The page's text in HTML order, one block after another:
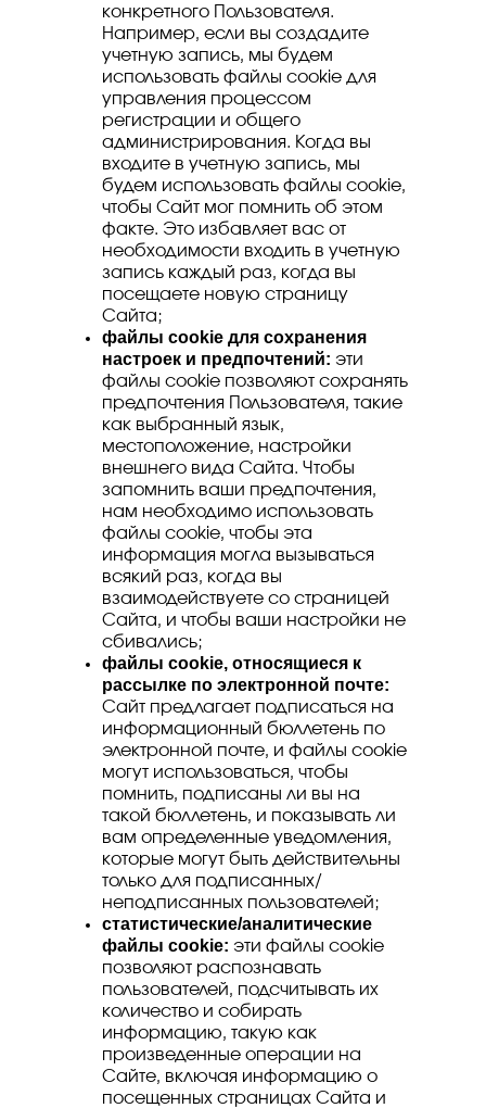
конкретного Пользователя.
Например, если вы создадите
учетную запись, мы будем
использовать файлы cookie для
управления процессом
регистрации и общего
администрирования. Когда вы
входите в учетную запись, мы
будем использовать файлы cookie,
чтобы Сайт мог помнить об этом
факте. Это избавляет вас от
необходимости входить в учетную
запись каждый раз, когда вы
посещаете новую страницу
Сайта;
файлы cookie для сохранения
настроек и предпочтений: эти
файлы cookie позволяют сохранять
предпочтения Пользователя, такие
как выбранный язык,
местоположение, настройки
внешнего вида Сайта. Чтобы
запомнить ваши предпочтения,
нам необходимо использовать
файлы cookie, чтобы эта
информация могла вызываться
всякий раз, когда вы
взаимодействуете со страницей
Сайта, и чтобы ваши настройки не
сбивались;
файлы cookie, относящиеся к
рассылке по электронной почте:
Сайт предлагает подписаться на
информационный бюллетень по
электронной почте, и файлы cookie
могут использоваться, чтобы
помнить, подписаны ли вы на
такой бюллетень, и показывать ли
вам определенные уведомления,
которые могут быть действительны
только для подписанных/
неподписанных пользователей;
статистические/аналитические
файлы cookie: эти файлы cookie
позволяют распознавать
пользователей, подсчитывать их
количество и собирать
информацию, такую как
произведенные операции на
Сайте, включая информацию о
посещенных страницах Сайта и